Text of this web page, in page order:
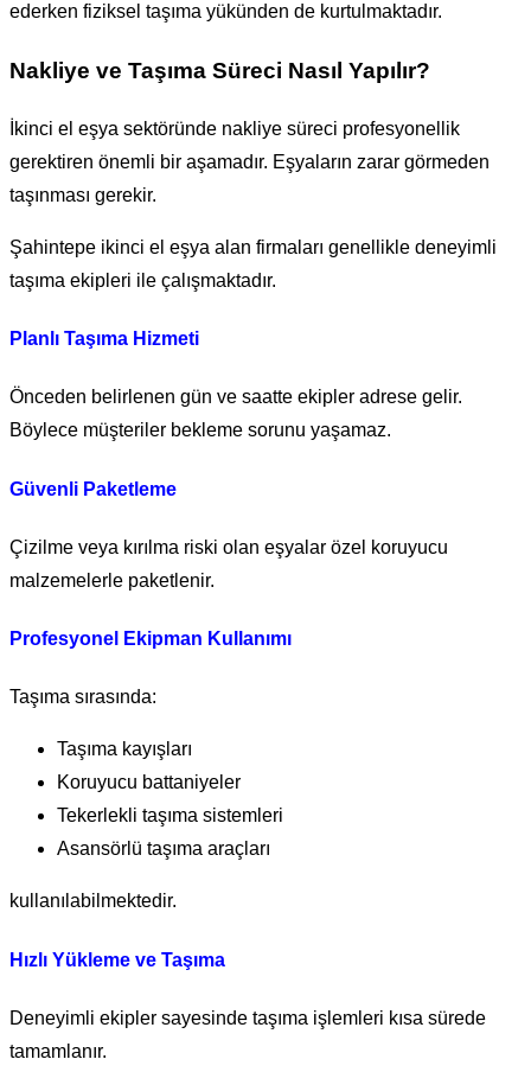
ederken fiziksel taşıma yükünden de kurtulmaktadır.
Nakliye ve Taşıma Süreci Nasıl Yapılır?
İkinci el eşya sektöründe nakliye süreci profesyonellik
gerektiren önemli bir aşamadır. Eşyaların zarar görmeden
taşınması gerekir.
Şahintepe ikinci el eşya alan firmaları genellikle deneyimli
taşıma ekipleri ile çalışmaktadır.
Planlı Taşıma Hizmeti
Önceden belirlenen gün ve saatte ekipler adrese gelir.
Böylece müşteriler bekleme sorunu yaşamaz.
Güvenli Paketleme
Çizilme veya kırılma riski olan eşyalar özel koruyucu
malzemelerle paketlenir.
Profesyonel Ekipman Kullanımı
Taşıma sırasında:
Taşıma kayışları
Koruyucu battaniyeler
Tekerlekli taşıma sistemleri
Asansörlü taşıma araçları
kullanılabilmektedir.
Hızlı Yükleme ve Taşıma
Deneyimli ekipler sayesinde taşıma işlemleri kısa sürede
tamamlanır.